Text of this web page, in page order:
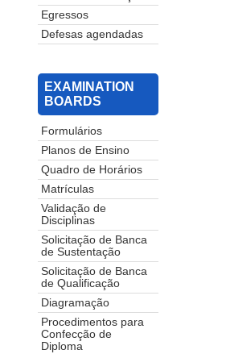
Egressos
Defesas agendadas
EXAMINATION
BOARDS
Formulários
Planos de Ensino
Quadro de Horários
Matrículas
Validação de
Disciplinas
Solicitação de Banca
de Sustentação
Solicitação de Banca
de Qualificação
Diagramação
Procedimentos para
Confecção de
Diploma